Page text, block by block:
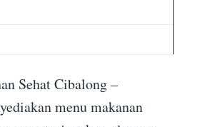
Sehat Cibalong –
menu makanan